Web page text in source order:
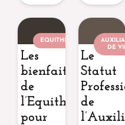
EQUITHÉRAPEUTE
Les
bienfaits
de
l’Equithérapie
pour
DE VIE
Le
Statut
de